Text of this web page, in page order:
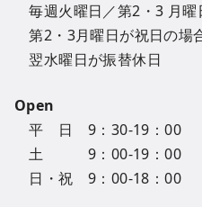
毎週火曜日／第2・3 月曜
第2・3月曜日が祝日の場
翌水曜日が振替休日
Open
平 日 9：30-19：00
土 9：00-19：00
日・祝 9：00-18：00